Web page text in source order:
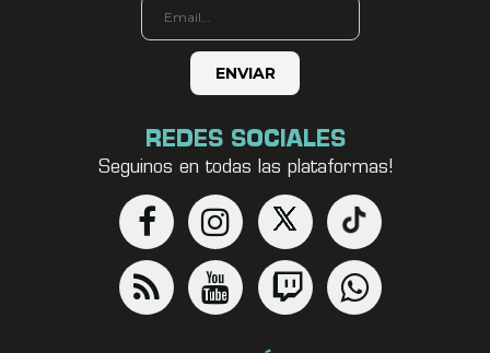
REDES SOCIALES
Seguinos en todas las plataformas!